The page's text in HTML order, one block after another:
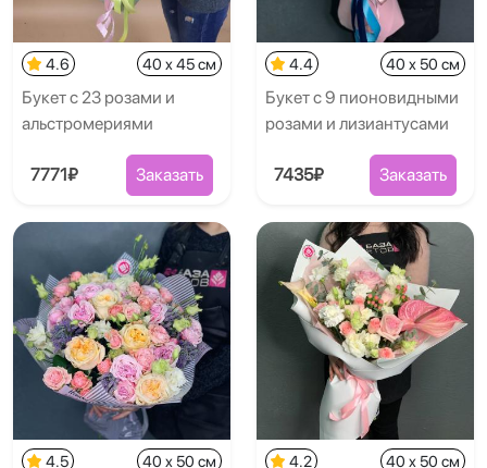
4.6 40 x 45 см
Букет с 23 розами и
альстромериями
7771₽ Заказать
4.4 40 x 50 см
Букет с 9 пионовидными
розами и лизиантусами
7435₽ Заказать
4.5 40 x 50 см 4.2 40 x 50 см